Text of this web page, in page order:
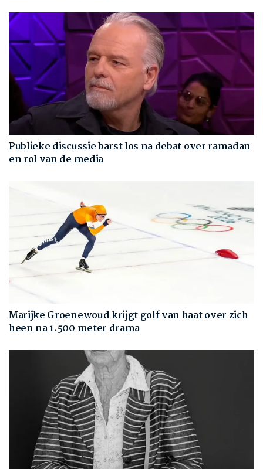
Publieke discussie barst los na debat over ramadan
en rol van de media
Marijke Groenewoud krijgt golf van haat over zich
heen na 1.500 meter drama